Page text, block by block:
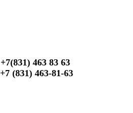
+7(831) 463 83 63
+7 (831) 463-81-63